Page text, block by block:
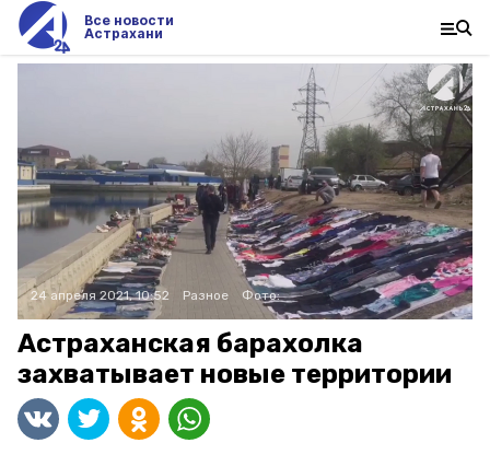
Все новости
Астрахани
24 апреля 2021, 10:52 Разное Фото:
Астраханская барахолка
захватывает новые территории